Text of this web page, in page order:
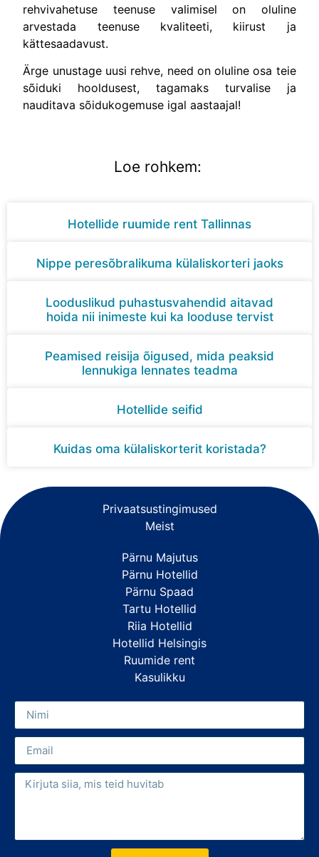
rehvivahetuse teenuse valimisel on oluline
arvestada teenuse kvaliteeti, kiirust ja
kättesaadavust.
Ärge unustage uusi rehve, need on oluline osa teie
sõiduki hooldusest, tagamaks turvalise ja
nauditava sõidukogemuse igal aastaajal!
Loe rohkem:
Hotellide ruumide rent Tallinnas
Nippe peresõbralikuma külaliskorteri jaoks
Looduslikud puhastusvahendid aitavad
hoida nii inimeste kui ka looduse tervist
Peamised reisija õigused, mida peaksid
lennukiga lennates teadma
Hotellide seifid
Kuidas oma külaliskorterit koristada?
Privaatsustingimused
Meist
Pärnu Majutus
Pärnu Hotellid
Pärnu Spaad
Tartu Hotellid
Riia Hotellid
Hotellid Helsingis
Ruumide rent
Kasulikku